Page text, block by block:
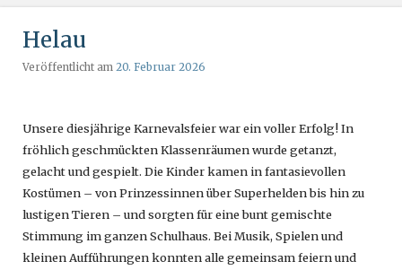
Helau
Veröffentlicht am 20. Februar 2026
Unsere diesjährige Karnevalsfeier war ein voller Erfolg! In
fröhlich geschmückten Klassenräumen wurde getanzt,
gelacht und gespielt. Die Kinder kamen in fantasievollen
Kostümen – von Prinzessinnen über Superhelden bis hin zu
lustigen Tieren – und sorgten für eine bunt gemischte
Stimmung im ganzen Schulhaus. Bei Musik, Spielen und
kleinen Aufführungen konnten alle gemeinsam feiern und